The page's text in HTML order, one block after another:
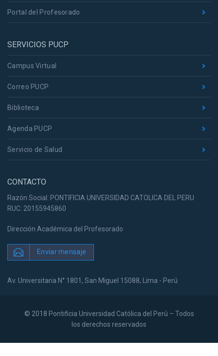
Portal del Profesorado
SERVICIOS PUCP
Campus Virtual
Correo PUCP
Biblioteca
Agenda PUCP
Servicio de Salud
CONTACTO
Razón Social: PONTIFICIA UNIVERSIDAD CATOLICA DEL PERU
RUC: 20155945860
Dirección Académica del Profesorado
Enviar mensaje
Av. Universitaria N° 1801, San Miguel 15088, Lima - Perú
© 2018 Pontificia Universidad Católica del Perú – Todos
los derechos reservados